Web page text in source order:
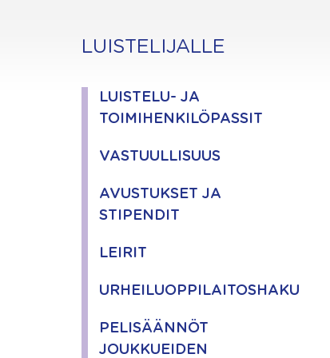
LUISTELIJALLE
LUISTELU- JA
TOIMIHENKILÖPASSIT
VASTUULLISUUS
AVUSTUKSET JA
STIPENDIT
LEIRIT
URHEILUOPPILAITOSHAKU
PELISÄÄNNÖT
JOUKKUEIDEN